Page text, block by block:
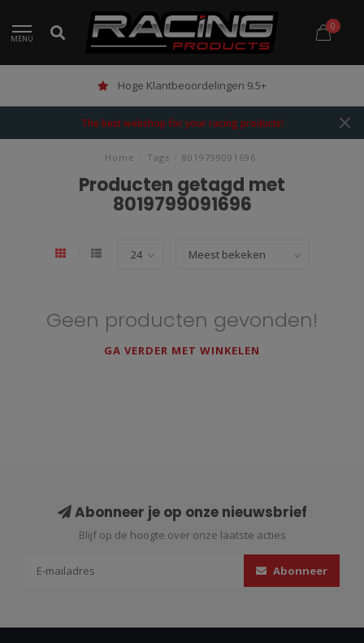
MENU
0
Hoge Klantbeoordelingen 9.5+
The best webshop for your racing products!
Home Tags 8019799091696
Producten getagd met
8019799091696
Geen producten gevonden!
GA VERDER MET WINKELEN
Abonneer je op onze nieuwsbrief
Blijf op de hoogte over onze laatste acties
Abonneer